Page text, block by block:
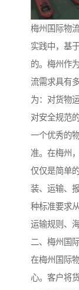
梅州国际物
实践中，基
的。梅州作
流需求具有
为：对货物
对安全规范
一个优秀的
准。在梅州
仅仅是简单
装、运输、
种标准要求
运输规则、
二、梅州国
在梅州国际
心。客户将